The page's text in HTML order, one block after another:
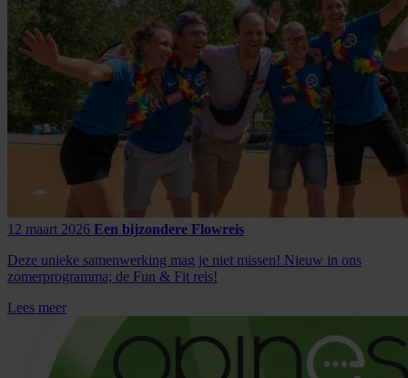
12 maart 2026 Een bijzondere Flowreis
Deze unieke samenwerking mag je niet missen! Nieuw in ons
zomerprogramma; de Fun & Fit reis!
Lees meer